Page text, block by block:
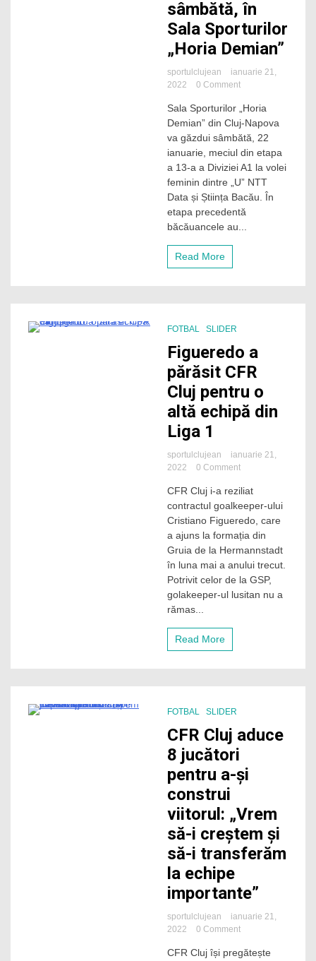
sâmbătă, în
Sala Sporturilor
„Horia Demian”
sportulclujean
ianuarie 21,
2022
0 Commenton
„studențesc”
la
volei
feminin,
sâmbătă,
în
Sala
Sporturilor
„Horia
Sala Sporturilor „Horia
Demian” din Cluj-Napova
va găzdui sâmbătă, 22
ianuarie, meciul din etapa
a 13-a a Diviziei A1 la volei
feminin dintre „U” NTT
Data și Știința Bacău. În
etapa precedentă
băcăuancele au...
Read More
FOTBAL SLIDER
Figueredo a
părăsit CFR
Cluj pentru o
altă echipă din
Liga 1
sportulclujean
ianuarie 21,
2022
0 Commenton
a
părăsit
CFR
Cluj
pentru
o
altă
echipă
din
CFR Cluj i-a reziliat
contractul goalkeeper-ului
Cristiano Figueredo, care
a ajuns la formația din
Gruia de la Hermannstadt
în luna mai a anului trecut.
Potrivit celor de la GSP,
golakeeper-ul lusitan nu a
rămas...
Read More
FOTBAL SLIDER
CFR Cluj aduce
8 jucători
pentru a-și
construi
viitorul: „Vrem
să-i creștem și
să-i transferăm
la echipe
importante”
sportulclujean
ianuarie 21,
2022
0 Commenton
Cluj
CFR Cluj își pregătește